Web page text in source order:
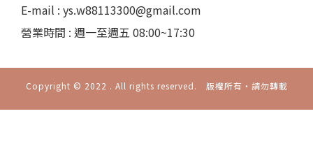
E-mail : ys.w88113300@gmail.com
營業時間 : 週一至週五 08:00~17:30
Copyright © 2022 . All rights reserved. 版權所有‧請勿轉載